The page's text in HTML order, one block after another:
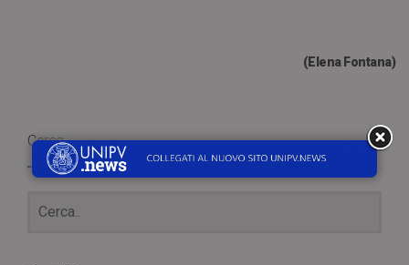
(Elena Fontana)
Cerca